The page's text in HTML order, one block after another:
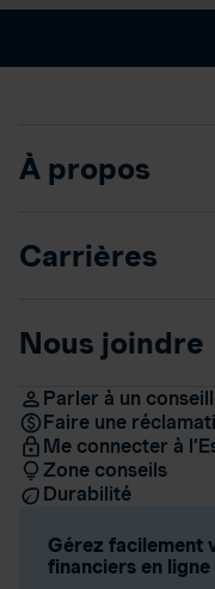
À propos
Carrières
Nous joindre
Parler à un
Faire une
Me connecter à
Zone conseils
Durabilité
Gérez facilement
financiers en ligne